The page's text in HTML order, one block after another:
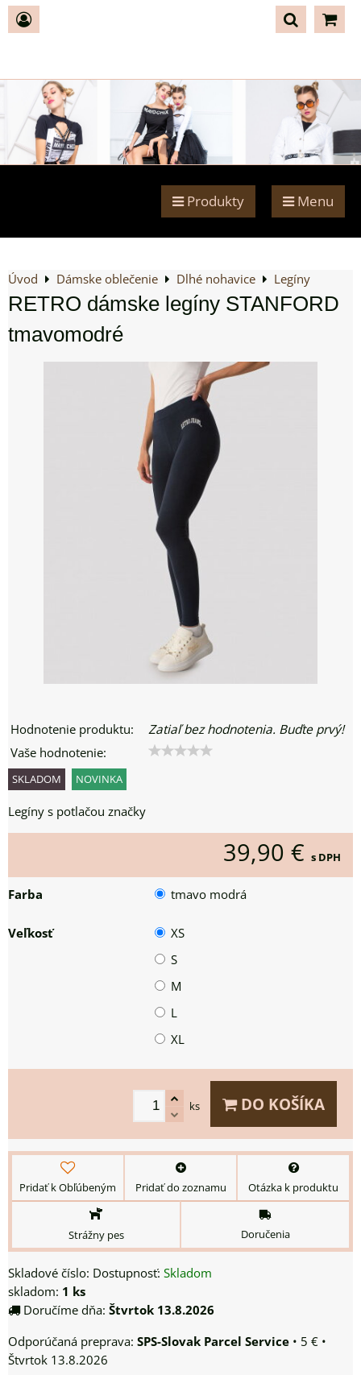
Produkty Menu
Úvod Dámske oblečenie Dlhé nohavice Legíny
RETRO dámske legíny STANFORD
tmavomodré
Hodnotenie produktu:
Zatiaľ bez hodnotenia. Buďte prvý!
Vaše hodnotenie:
SKLADOM NOVINKA
Legíny s potlačou značky
39,90 € s DPH
Farba tmavo modrá
Veľkosť
XS
S
M
L
XL
ks DO KOŠÍKA
Pridať k Obľúbeným Pridať do zoznamu Otázka k produktu
Strážny pes Doručenia
Skladové číslo: Dostupnosť: Skladom
skladom: 1 ks
Doručíme dňa: Štvrtok 13.8.2026
SPS-Slovak Parcel Service • 5 € •
Štvrtok 13.8.2026